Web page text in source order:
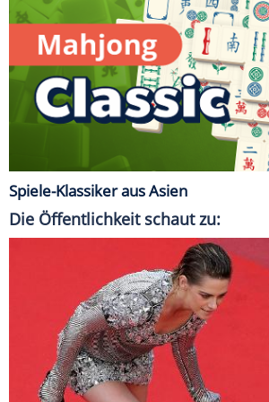
Spiele-Klassiker aus Asien
Die Öffentlichkeit schaut zu: